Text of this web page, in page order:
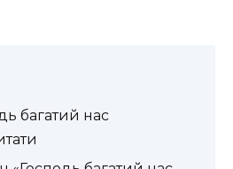
багатий нас